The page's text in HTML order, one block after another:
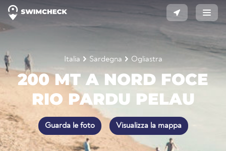
Italia Sardegna Ogliastra
200 MT A NORD FOCE
RIO PARDU PELAU
Guarda le foto Visualizza la mappa